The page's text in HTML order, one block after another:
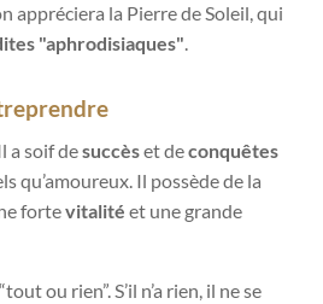
appréciera la Pierre de Soleil, qui
"aphrodisiaques".
a soif desuccèset deconquêtes
qu’amoureux. Il possède de la
fortevitalité et une grande
ou rien”. S’il n’a rien, il ne se